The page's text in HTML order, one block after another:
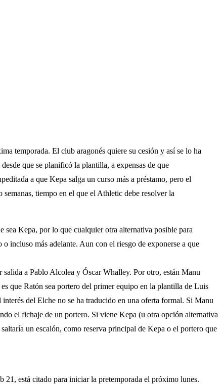
temporada. El club aragonés quiere su cesión y así se lo ha
que se planificó la plantilla, a expensas de que
a que Kepa salga un curso más a préstamo, pero el
tiempo en el que el Athletic debe resolver la
sea Kepa, por lo que cualquier otra alternativa posible para
incluso más adelante. Aun con el riesgo de exponerse a que
a Pablo Alcolea y Óscar Whalley. Por otro, están Manu
que Ratón sea portero del primer equipo en la plantilla de Luis
del Elche no se ha traducido en una oferta formal. Si Manu
el fichaje de un portero. Si viene Kepa (u otra opción alternativa
un escalón, como reserva principal de Kepa o el portero que
21, está citado para iniciar la pretemporada el próximo lunes.